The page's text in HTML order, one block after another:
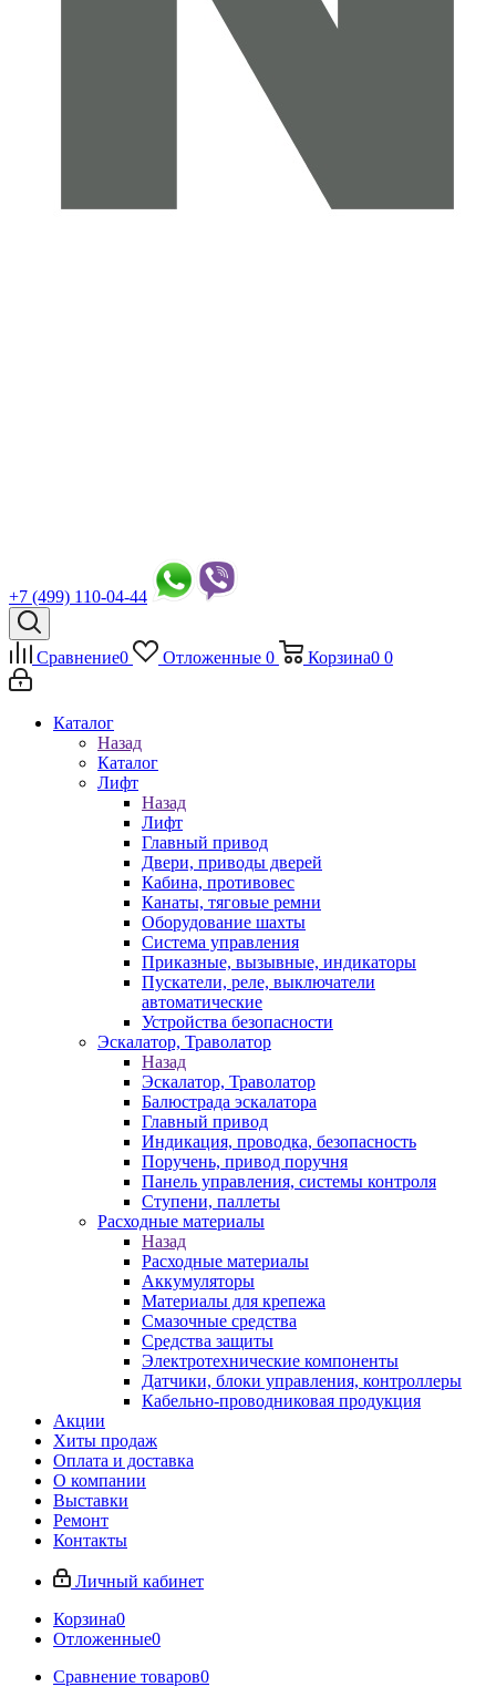
+7 (499) 110-04-44
Сравнение0 Отложенные 0 Корзина0 0
Каталог
Назад
Каталог
Лифт
Назад
Лифт
Главный привод
Двери, приводы дверей
Кабина, противовес
Канаты, тяговые ремни
Оборудование шахты
Система управления
Приказные, вызывные, индикаторы
Пускатели, реле, выключатели
автоматические
Устройства безопасности
Эскалатор, Траволатор
Назад
Эскалатор, Траволатор
Балюстрада эскалатора
Главный привод
Индикация, проводка, безопасность
Поручень, привод поручня
Панель управления, системы контроля
Ступени, паллеты
Расходные материалы
Назад
Расходные материалы
Аккумуляторы
Материалы для крепежа
Смазочные средства
Средства защиты
Электротехнические компоненты
Датчики, блоки управления, контроллеры
Кабельно-проводниковая продукция
Акции
Хиты продаж
Оплата и доставка
О компании
Выставки
Ремонт
Контакты
Личный кабинет
Корзина0
Отложенные0
Сравнение товаров0